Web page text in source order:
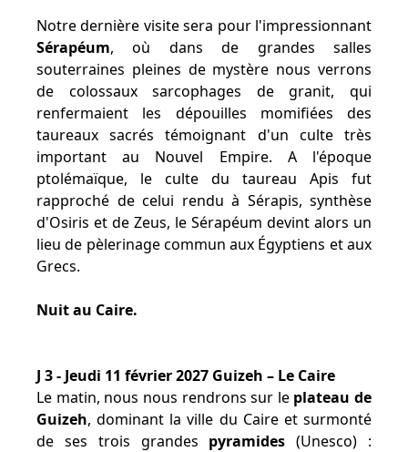
Notre dernière visite sera pour l'impressionnant
Sérapéum, où dans de grandes salles
souterraines pleines de mystère nous verrons
de colossaux sarcophages de granit, qui
renfermaient les dépouilles momifiées des
taureaux sacrés témoignant d'un culte très
important au Nouvel Empire. A l'époque
ptolémaïque, le culte du taureau Apis fut
rapproché de celui rendu à Sérapis, synthèse
d'Osiris et de Zeus, le Sérapéum devint alors un
lieu de pèlerinage commun aux Égyptiens et aux
Grecs.
Nuit au Caire.
J 3 - Jeudi 11 février 2027 Guizeh – Le Caire
Le matin, nous nous rendrons sur le plateau de
Guizeh, dominant la ville du Caire et surmonté
de ses trois grandes pyramides (Unesco) :